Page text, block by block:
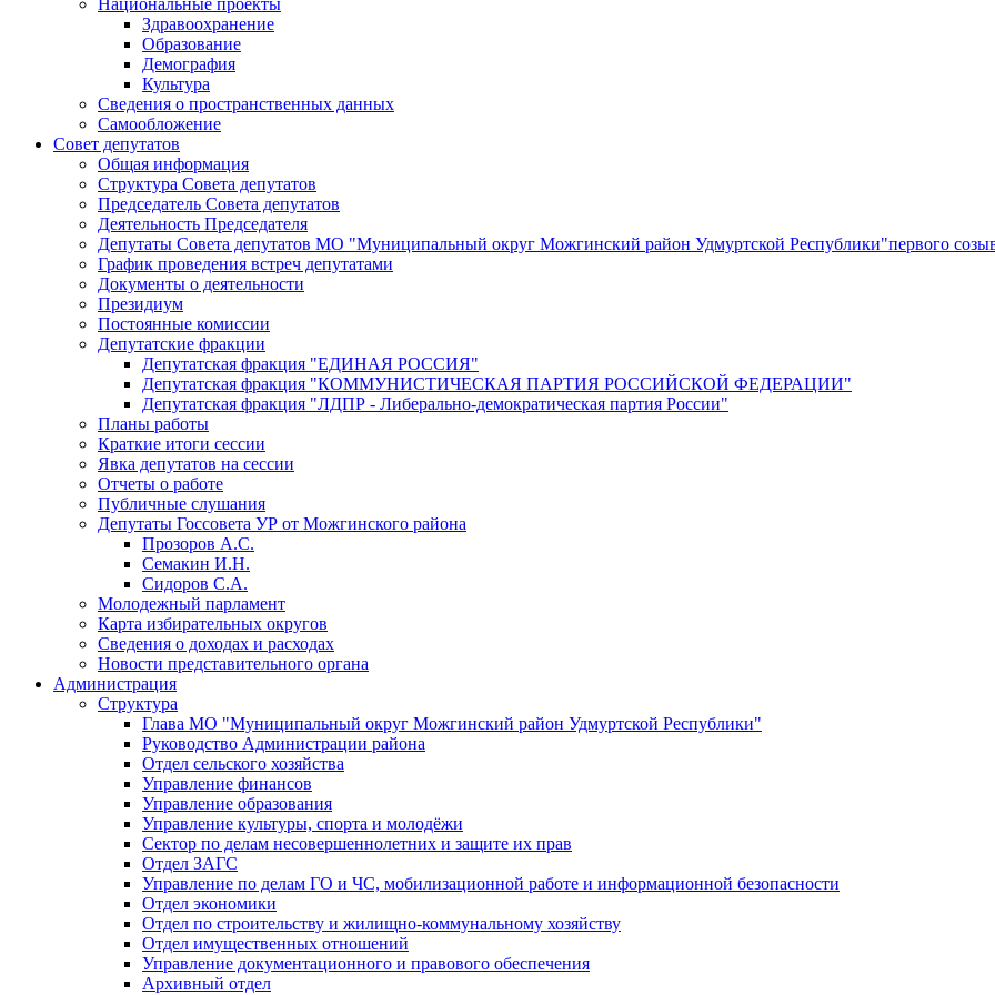
Здравоохранение
Образование
Демография
Культура
Сведения о пространственных данных
Самообложение
Совет депутатов
Общая информация
Структура Совета депутатов
Председатель Совета депутатов
Деятельность Председателя
Депутаты Совета депутатов МО "Муниципальный округ Можгинский район Удмуртской Республики"первого
График проведения встреч депутатами
Документы о деятельности
Президиум
Постоянные комиссии
Депутатские фракции
Депутатская фракция "ЕДИНАЯ РОССИЯ"
Депутатская фракция "КОММУНИСТИЧЕСКАЯ ПАРТИЯ РОССИЙСКОЙ ФЕДЕРАЦИИ"
Депутатская фракция "ЛДПР - Либерально-демократическая партия России"
Планы работы
Краткие итоги сессии
Явка депутатов на сессии
Отчеты о работе
Публичные слушания
Депутаты Госсовета УР от Можгинского района
Прозоров А.С.
Семакин И.Н.
Сидоров С.А.
Молодежный парламент
Карта избирательных округов
Сведения о доходах и расходах
Новости представительного органа
Администрация
Структура
Глава МО "Муниципальный округ Можгинский район Удмуртской Республики"
Руководство Администрации района
Отдел сельского хозяйства
Управление финансов
Управление образования
Управление культуры, спорта и молодёжи
Сектор по делам несовершеннолетних и защите их прав
Отдел ЗАГС
Управление по делам ГО и ЧС, мобилизационной работе и информационной безопасности
Отдел экономики
Отдел по строительству и жилищно-коммунальному хозяйству
Отдел имущественных отношений
Управление документационного и правового обеспечения
Архивный отдел